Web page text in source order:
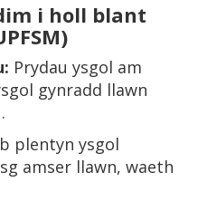
i holl blant
Prydau ysgol am
gynradd llawn
plentyn ysgol
amser llawn, waeth